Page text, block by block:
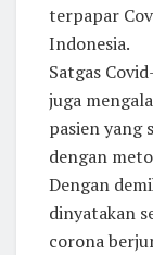
terpapar
Indonesia.
Satgas
juga
pasien yang
dengan
Dengan
dinyatakan
corona